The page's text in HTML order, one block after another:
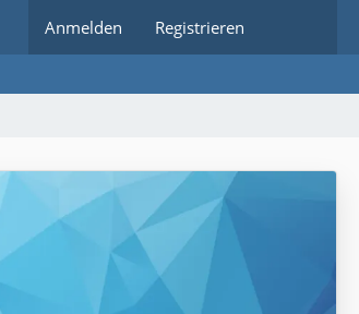
Anmelden Registrieren